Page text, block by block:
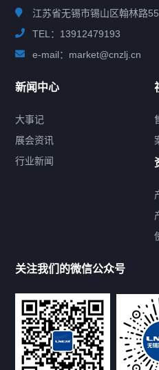
提交您的需求，免费获
--亦可拨打我们的24小时
江苏省无锡市锡山区翰林路
TEL：13912479193
e-mail：market@cnzlj.cn
新闻中心
大事记
展会资讯
行业新闻
关注我们的微信公众号